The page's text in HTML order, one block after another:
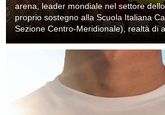
arena, leader mondiale nel settore
proprio sostegno alla Scuola Italiana
Sezione Centro-Meridionale), realtà di